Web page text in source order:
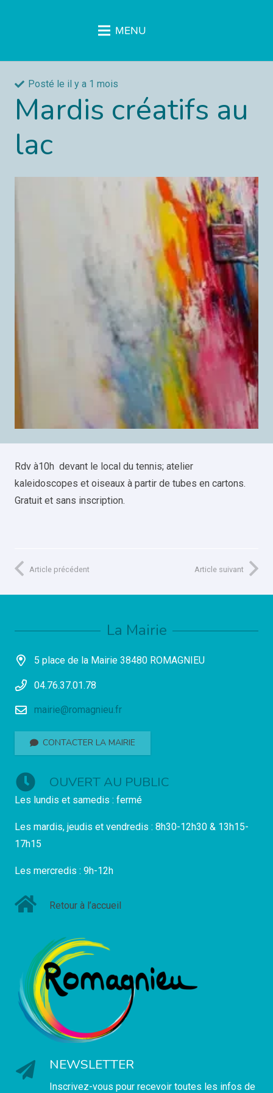
MENU
Posté le il y a 1 mois
Mardis créatifs au
lac
Rdv à10h devant le local du tennis; atelier
kaleidoscopes et oiseaux à partir de tubes en cartons.
Gratuit et sans inscription.
Article précédent Article suivant
La Mairie
5 place de la Mairie 38480 ROMAGNIEU
04.76.37.01.78
mairie@romagnieu.fr
CONTACTER LA MAIRIE
OUVERT AU PUBLIC
Les lundis et samedis : fermé
Les mardis, jeudis et vendredis : 8h30-12h30 & 13h15-
17h15
Les mercredis : 9h-12h
Retour à l’accueil
NEWSLETTER
Inscrivez-vous pour recevoir toutes les infos de